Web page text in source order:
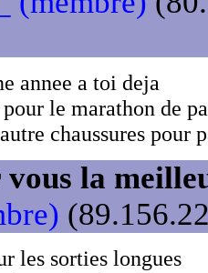
annee a toi deja
le marathon de
chaussures pour
la
les sorties longues